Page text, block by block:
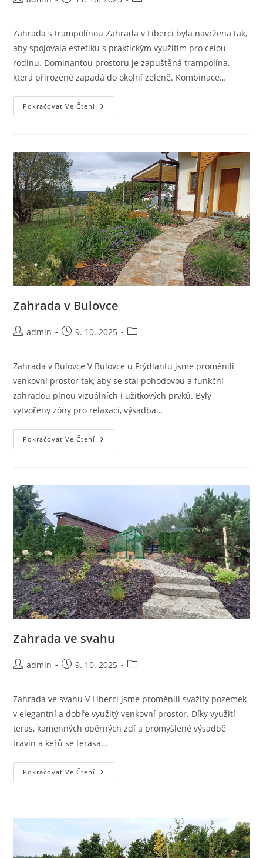
Zahrada s trampolínou Zahrada v Liberci byla navržena tak,
aby spojovala estetiku s praktickým využitím pro celou
rodinu. Dominantou prostoru je zapuštěná trampolína,
která přirozeně zapadá do okolní zeleně. Kombinace…
Pokračovat Ve Čtení Zahrada
S
Zahrada v Bulovce
Autoradmin
Příspěvek
9. 10. 2025
Rubriky
Zahrada v Bulovce V Bulovce u Frýdlantu jsme proměnili
venkovní prostor tak, aby se stal pohodovou a funkční
zahradou plnou vizuálních i užitkových prvků. Byly
vytvořeny zóny pro relaxaci, výsadba…
Pokračovat Ve Čtení Zahrada
V
Zahrada ve svahu
Autoradmin
Příspěvek
9. 10. 2025
Rubriky
Zahrada ve svahu V Liberci jsme proměnili svažitý pozemek
v elegantní a dobře využitý venkovní prostor. Díky využití
teras, kamenných opěrných zdí a promyšlené výsadbě
travin a keřů se terasa…
Pokračovat Ve Čtení Zahrada
Ve